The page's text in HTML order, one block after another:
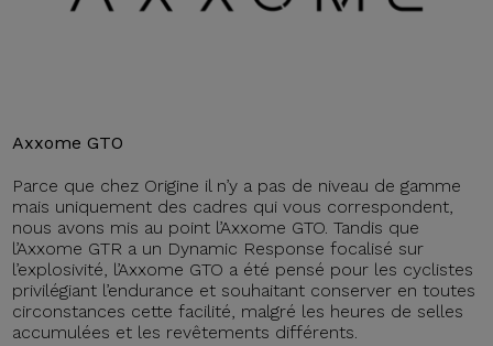
Axxome GTO
Parce que chez Origine il n’y a pas de niveau de gamme
mais uniquement des cadres qui vous correspondent,
nous avons mis au point l’Axxome GTO. Tandis que
l’Axxome GTR a un Dynamic Response focalisé sur
l’explosivité, l’Axxome GTO a été pensé pour les cyclistes
privilégiant l’endurance et souhaitant conserver en toutes
circonstances cette facilité, malgré les heures de selles
accumulées et les revêtements différents.